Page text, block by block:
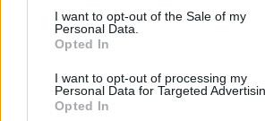
consent section.
I want to opt-out of the Sale of my
Personal Data.
Opted In
I want to opt-out of processing my
Personal Data for Targeted
Opted In
AUTORE
Francesca Pellegrini ha
sulla riqualificazione di un